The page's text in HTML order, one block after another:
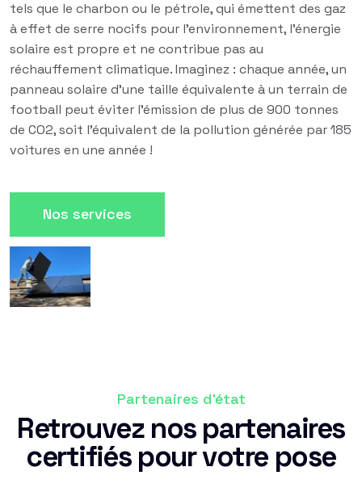
tels que le charbon ou le pétrole, qui émettent des gaz
à effet de serre nocifs pour l'environnement, l'énergie
solaire est propre et ne contribue pas au
réchauffement climatique. Imaginez : chaque année, un
panneau solaire d'une taille équivalente à un terrain de
football peut éviter l'émission de plus de 900 tonnes
de CO2, soit l'équivalent de la pollution générée par 185
voitures en une année !
Nos services
Partenaires d'état
Retrouvez nos partenaires
certifiés pour votre pose